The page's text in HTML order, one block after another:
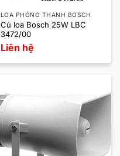
LOA PHÓNG THANH BOSCH
Củ loa Bosch 25W LBC
3472/00
Liên hệ